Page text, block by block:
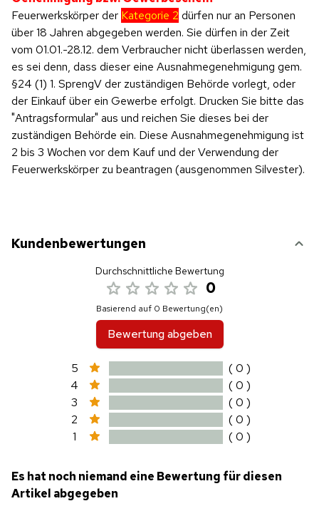
Feuerwerkskörper der Kategorie 2 dürfen nur an Personen
über 18 Jahren abgegeben werden. Sie dürfen in der Zeit
vom 01.01.-28.12. dem Verbraucher nicht überlassen werden,
es sei denn, dass dieser eine Ausnahmegenehmigung gem.
§24 (1) 1. SprengV der zuständigen Behörde vorlegt, oder
der Einkauf über ein Gewerbe erfolgt. Drucken Sie bitte das
"Antragsformular" aus und reichen Sie dieses bei der
zuständigen Behörde ein. Diese Ausnahmegenehmigung ist
2 bis 3 Wochen vor dem Kauf und der Verwendung der
Feuerwerkskörper zu beantragen (ausgenommen Silvester).
Kundenbewertungen
Durchschnittliche Bewertung
0
Basierend auf 0 Bewertung(en)
Bewertung abgeben
5
( 0 )
4
( 0 )
3
( 0 )
2
( 0 )
1
( 0 )
Es hat noch niemand eine Bewertung für diesen
Artikel abgegeben